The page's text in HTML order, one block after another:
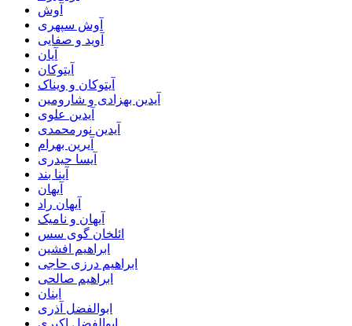
آوش
آوش سپهری
آوید و صفایی
آیان
آیتوکان
آیتوکان و ویناک
آیدین بهزادی و شارومین
آیدین علوی
آیدین نورمحمدی
آیرین بهرام
آیسا حیدری
آینا بند
آیهان
آیهان راد
آیهان و نامیک
ائلخان گوی سس
ابراهیم افشین
ابراهیم درزی حاجی
ابراهیم صالحی
ابنان
ابوالفضل آذری
ابوالفضل اکبری